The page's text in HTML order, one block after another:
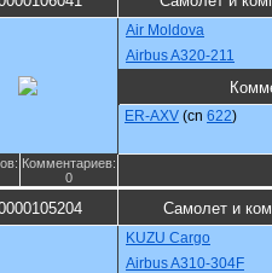
Air Moldova
Airbus A320-211
ER-AXV (cn 622)
Комментариев:
0
Самолет и
KUZU Cargo
Airbus A310-304F